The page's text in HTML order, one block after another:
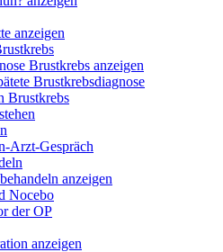
anzeigen
Brustkrebs anzeigen
Brustkrebsdiagnose
Brustkrebs
Arzt-Gespräch
anzeigen
Nocebo
der OP
anzeigen